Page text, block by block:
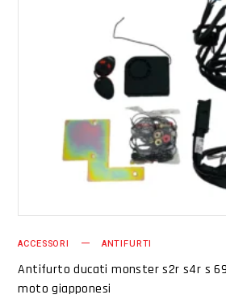
AGGIUNGI AL
ACCESSORI ANTIFURTI
Antifurto ducati monster s2r s4r s
moto giapponesi